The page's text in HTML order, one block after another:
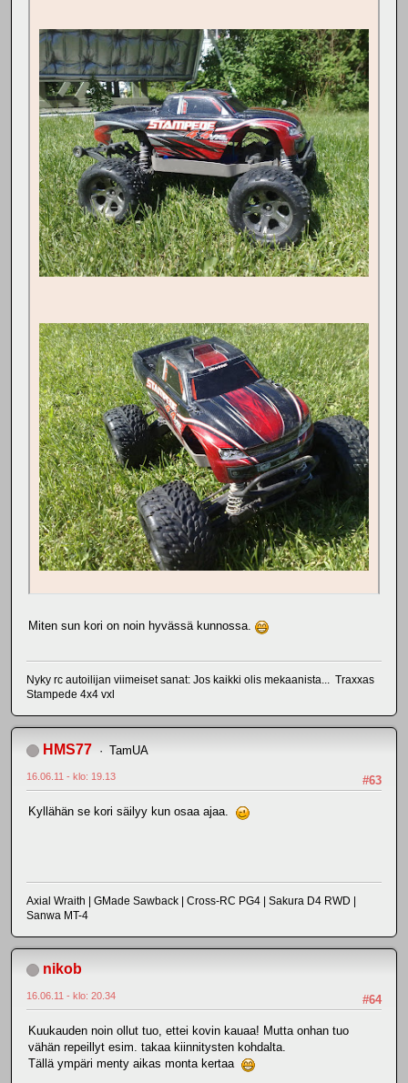
Miten sun kori on noin hyvässä kunnossa.
Nyky rc autoilijan viimeiset sanat: Jos kaikki olis mekaanista... Traxxas
Stampede 4x4 vxl
HMS77 TamUA
#63
16.06.11 - klo: 19.13
Kyllähän se kori säilyy kun osaa ajaa.
Axial Wraith | GMade Sawback | Cross-RC PG4 | Sakura D4 RWD |
Sanwa MT-4
nikob
#64
16.06.11 - klo: 20.34
Kuukauden noin ollut tuo, ettei kovin kauaa! Mutta onhan tuo
vähän repeillyt esim. takaa kiinnitysten kohdalta.
Tällä ympäri menty aikas monta kertaa